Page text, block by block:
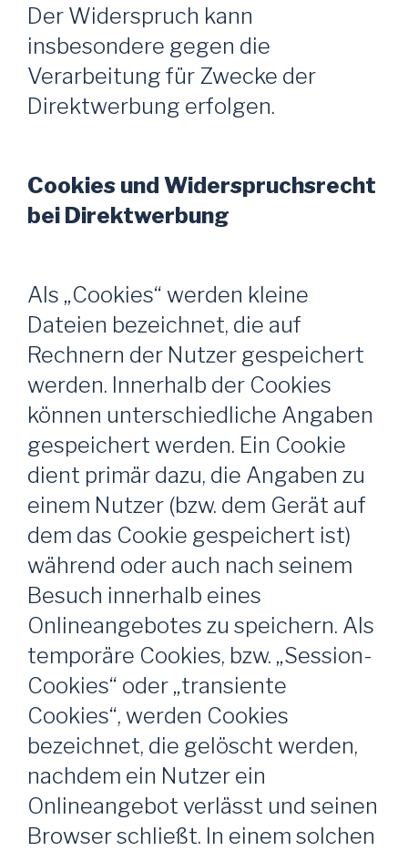
Der Widerspruch kann
insbesondere gegen die
Verarbeitung für Zwecke der
Direktwerbung erfolgen.
Cookies und Widerspruchsrecht
bei Direktwerbung
Als „Cookies“ werden kleine
Dateien bezeichnet, die auf
Rechnern der Nutzer gespeichert
werden. Innerhalb der Cookies
können unterschiedliche Angaben
gespeichert werden. Ein Cookie
dient primär dazu, die Angaben zu
einem Nutzer (bzw. dem Gerät auf
dem das Cookie gespeichert ist)
während oder auch nach seinem
Besuch innerhalb eines
Onlineangebotes zu speichern. Als
temporäre Cookies, bzw. „Session-
Cookies“ oder „transiente
Cookies“, werden Cookies
bezeichnet, die gelöscht werden,
nachdem ein Nutzer ein
Onlineangebot verlässt und seinen
Browser schließt. In einem solchen